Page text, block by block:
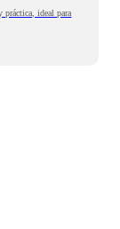
ideal para